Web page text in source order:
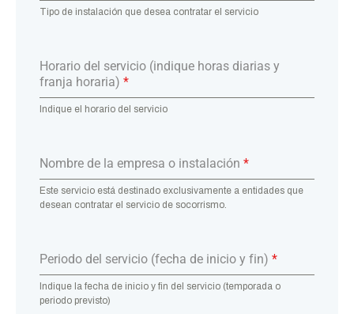
Tipo de instalación que desea contratar el servicio
Horario del servicio (indique horas diarias y
franja horaria) *
Indique el horario del servicio
Nombre de la empresa o instalación *
Este servicio está destinado exclusivamente a entidades que
desean contratar el servicio de socorrismo.
Periodo del servicio (fecha de inicio y fin) *
Indique la fecha de inicio y fin del servicio (temporada o
periodo previsto)